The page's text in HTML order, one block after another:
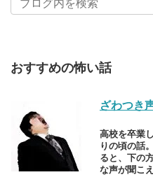
おすすめの怖い話
ざわつき
高校を卒業
りの頃の話
ると、下の
な声が聞こ